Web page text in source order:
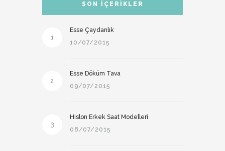
SON İÇERIKLER
1
Esse Çaydanlık
10/07/2015
2
Esse Döküm Tava
09/07/2015
3
Hislon Erkek Saat Modelleri
08/07/2015